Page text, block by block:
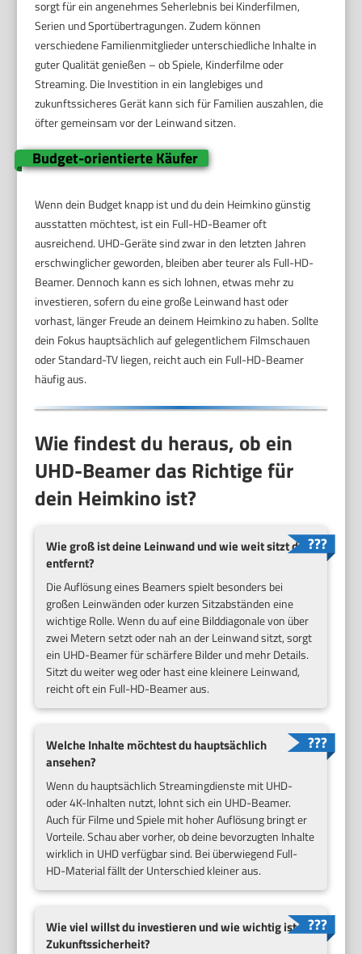
sorgt für ein angenehmes Seherlebnis bei Kinderfilmen,
Serien und Sportübertragungen. Zudem können
verschiedene Familienmitglieder unterschiedliche Inhalte in
guter Qualität genießen – ob Spiele, Kinderfilme oder
Streaming. Die Investition in ein langlebiges und
zukunftssicheres Gerät kann sich für Familien auszahlen, die
öfter gemeinsam vor der Leinwand sitzen.
Budget-orientierte Käufer
Wenn dein Budget knapp ist und du dein Heimkino günstig
ausstatten möchtest, ist ein Full-HD-Beamer oft
ausreichend. UHD-Geräte sind zwar in den letzten Jahren
erschwinglicher geworden, bleiben aber teurer als Full-HD-
Beamer. Dennoch kann es sich lohnen, etwas mehr zu
investieren, sofern du eine große Leinwand hast oder
vorhast, länger Freude an deinem Heimkino zu haben. Sollte
dein Fokus hauptsächlich auf gelegentlichem Filmschauen
oder Standard-TV liegen, reicht auch ein Full-HD-Beamer
häufig aus.
Wie findest du heraus, ob ein
UHD-Beamer das Richtige für
dein Heimkino ist?
Wie groß ist deine Leinwand und wie weit sitzt du
entfernt?
Die Auflösung eines Beamers spielt besonders bei
großen Leinwänden oder kurzen Sitzabständen eine
wichtige Rolle. Wenn du auf eine Bilddiagonale von über
zwei Metern setzt oder nah an der Leinwand sitzt, sorgt
ein UHD-Beamer für schärfere Bilder und mehr Details.
Sitzt du weiter weg oder hast eine kleinere Leinwand,
reicht oft ein Full-HD-Beamer aus.
Welche Inhalte möchtest du hauptsächlich
ansehen?
Wenn du hauptsächlich Streamingdienste mit UHD-
oder 4K-Inhalten nutzt, lohnt sich ein UHD-Beamer.
Auch für Filme und Spiele mit hoher Auflösung bringt er
Vorteile. Schau aber vorher, ob deine bevorzugten Inhalte
wirklich in UHD verfügbar sind. Bei überwiegend Full-
HD-Material fällt der Unterschied kleiner aus.
Wie viel willst du investieren und wie wichtig ist
Zukunftssicherheit?